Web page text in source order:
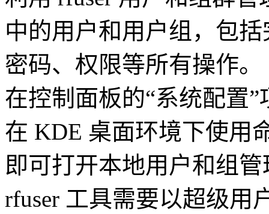
中的用户和用户组，包
密码、权限等所有操作。
在控制面板的“系统配置
在 KDE 桌面环境下使用
即可打开本地用户和组
rfuser 工具需要以超级用